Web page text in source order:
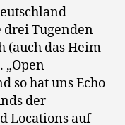
Tugenden
(auch das Heim
„Open
so hat uns Echo
der
Locations auf